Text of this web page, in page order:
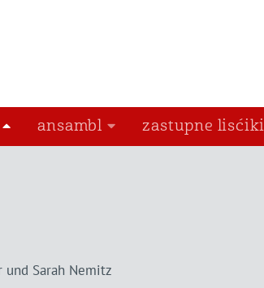
ansambl zastupne lisćiki
und Sarah Nemitz